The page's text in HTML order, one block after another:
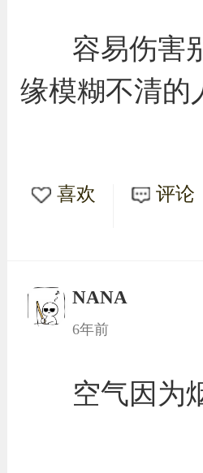
容易伤害
缘模糊不清的
喜欢 评论
NANA
6年前
空气因为